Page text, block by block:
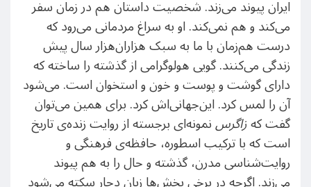
ایران پیوند می‌زند. شخصیت داستان هم در زمان سفر
می‌کند و هم نمی‌کند. او به سراغ مردمانی می‌رود که
درست هم‌زمان با ما به سبک هزاران‌هزار سال پیش
زندگی می‌کنند. گویی هولوگرامی از گذشته را ساخته که
دارای گوشت و پوست و خون و استخوان است. می‌شود
آن را لمس کرد. این‌جهانی‌اش کرد. برای همین می‌توان
گفت کهزاگرسنمونه‌ای برجسته از روایت زنده‌ی تاریخ
است که با ترکیب اسطوره، حافظه‌ی فرهنگی و
روایت‌شناسی مدرن، گذشته و حال را به هم پیوند